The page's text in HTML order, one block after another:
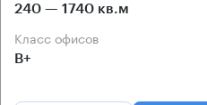
240 — 1740 кв.м
Класс офисов
B+